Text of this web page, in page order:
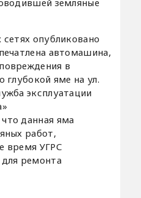
опубликовано
автомашина,
в
глубокой яме на ул.
эксплуатации
данная яма
работ,
время УГРС
для ремонта